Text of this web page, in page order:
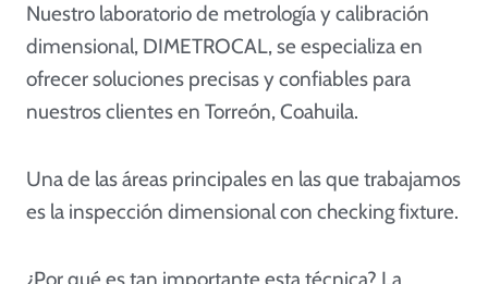
Nuestro laboratorio de metrología y calibración
dimensional, DIMETROCAL, se especializa en
ofrecer soluciones precisas y confiables para
nuestros clientes en Torreón, Coahuila.
Una de las áreas principales en las que trabajamos
es la inspección dimensional con checking fixture.